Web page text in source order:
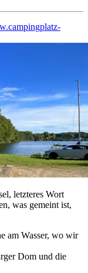
letzteres Wort
was gemeint ist,
am Wasser, wo wir
Dom und die